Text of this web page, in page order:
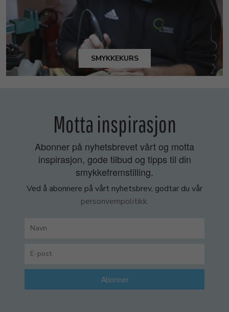
SMYKKEKURS
Motta inspirasjon
Abonner på nyhetsbrevet vårt og motta
inspirasjon, gode tilbud og tipps til din
smykkefremstilling.
Ved å abonnere på vårt nyhetsbrev, godtar du vår
personvernpolitikk.
Abonner